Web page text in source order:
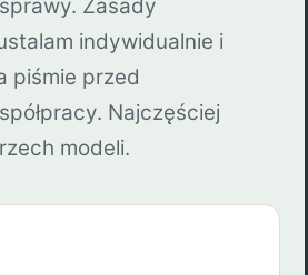
Zasady
indywidualnie i
piśmie przed
Najczęściej
modeli.